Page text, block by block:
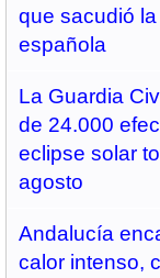
que sacudió
española
La Guardia
de 24.000
eclipse solar
agosto
Andalucía
calor intenso,